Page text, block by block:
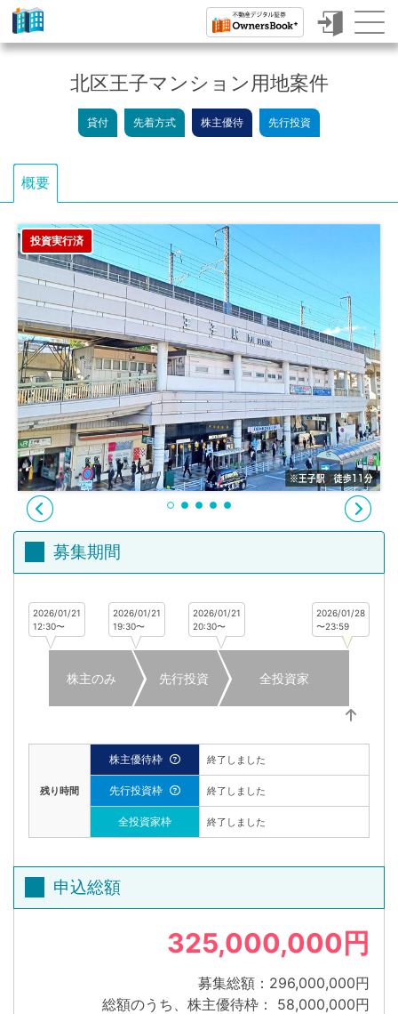
ク
フ
ァ
ン
デ
ィ
ン
グ
で
不
動
産
投
資
OwnersBook
北区王子マンション用地案件
貸付 先着方式 株主優待 先行投資
概要
投資実行済
募集期間
2026/01/21
12:30〜
2026/01/21
19:30〜
2026/01/21
20:30〜
2026/01/28
〜23:59
株主のみ 先行投資 全投資家
残り時間
株主優待枠 終了しました
先行投資枠 終了しました
全投資家枠 終了しました
申込総額
325,000,000円
募集総額：296,000,000円
総額のうち、株主優待枠： 58,000,000円